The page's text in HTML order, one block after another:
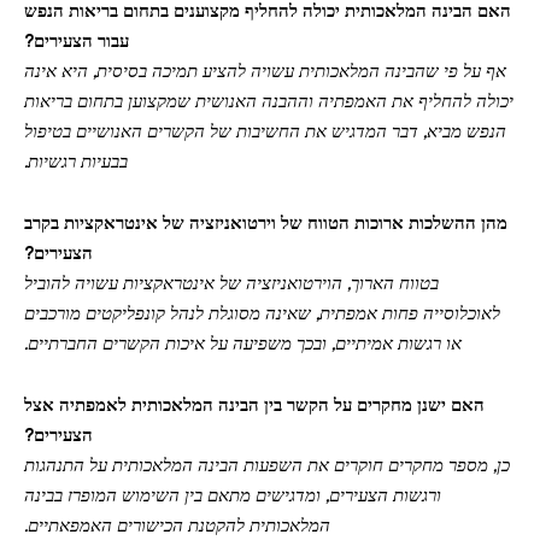
האם הבינה המלאכותית יכולה להחליף מקצוענים בתחום בריאות הנפש
עבור הצעירים?
אף על פי שהבינה המלאכותית עשויה להציע תמיכה בסיסית, היא אינה
יכולה להחליף את האמפתיה וההבנה האנושית שמקצוען בתחום בריאות
הנפש מביא, דבר המדגיש את החשיבות של הקשרים האנושיים בטיפול
בבעיות רגשיות.
מהן ההשלכות ארוכות הטווח של וירטואניזציה של אינטראקציות בקרב
הצעירים?
בטווח הארוך, הוירטואניזציה של אינטראקציות עשויה להוביל
לאוכלוסייה פחות אמפתית, שאינה מסוגלת לנהל קונפליקטים מורכבים
או רגשות אמיתיים, ובכך משפיעה על איכות הקשרים החברתיים.
האם ישנן מחקרים על הקשר בין הבינה המלאכותית לאמפתיה אצל
הצעירים?
כן, מספר מחקרים חוקרים את השפעות הבינה המלאכותית על התנהגות
ורגשות הצעירים, ומדגישים מתאם בין השימוש המופרז בבינה
המלאכותית להקטנת הכישורים האמפאתיים.